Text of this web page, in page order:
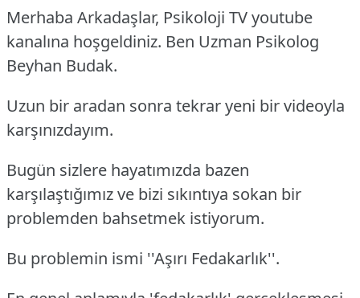
Merhaba Arkadaşlar, Psikoloji TV youtube
kanalına hoşgeldiniz. Ben Uzman Psikolog
Beyhan Budak.
Uzun bir aradan sonra tekrar yeni bir videoyla
karşınızdayım.
Bugün sizlere hayatımızda bazen
karşılaştığımız ve bizi sıkıntıya sokan bir
problemden bahsetmek istiyorum.
Bu problemin ismi ''Aşırı Fedakarlık''.